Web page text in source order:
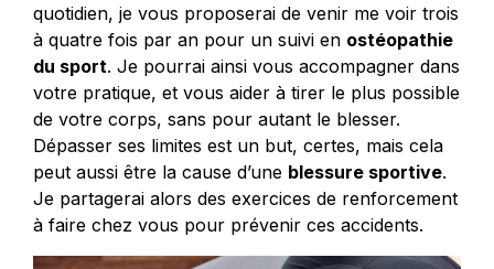
quotidien, je vous proposerai de venir me voir trois
à quatre fois par an pour un suivi en ostéopathie
du sport. Je pourrai ainsi vous accompagner dans
votre pratique, et vous aider à tirer le plus possible
de votre corps, sans pour autant le blesser.
Dépasser ses limites est un but, certes, mais cela
peut aussi être la cause d’une blessure sportive.
Je partagerai alors des exercices de renforcement
à faire chez vous pour prévenir ces accidents.